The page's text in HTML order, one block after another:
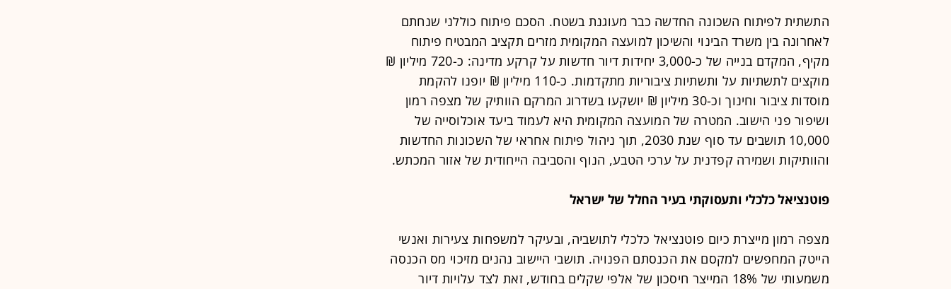
התשתית לפיתוח השכונה החדשה כבר מעוגנת בשטח. הסכם פיתוח כוללני שנחתם
לאחרונה בין משרד הבינוי והשיכון למועצה המקומית מזרים תקציב המבטיח פיתוח
מקיף, המקדם בנייה של כ-3,000 יחידות דיור חדשות על קרקע מדינה: כ-720 מיליון ₪
מוקצים לתשתיות על ותשתיות ציבוריות מתקדמות. כ-110 מיליון ₪ יופנו להקמת
מוסדות ציבור וחינוך וכ-30 מיליון ₪ יושקעו בשדרוג המרקם הוותיק של מצפה רמון
ושיפור פני הישוב. המטרה של המועצה המקומית היא לעמוד ביעד אוכלוסייה של
10,000 תושבים עד סוף שנת 2030, תוך ניהול פיתוח אחראי של השכונות החדשות
והוותיקות ושמירה קפדנית על ערכי הטבע, הנוף והסביבה הייחודית של אזור המכתש.
פוטנציאל כלכלי ותעסוקתי בעיר החלל של ישראל
מצפה רמון מייצרת כיום פוטנציאל כלכלי לתושביה, ובעיקר למשפחות צעירות ואנשי
הייטק המחפשים למקסם את הכנסתם הפנויה. תושבי היישוב נהנים מזיכוי מס הכנסה
משמעותי של 18% המייצר חיסכון של אלפי שקלים בחודש, זאת לצד עלויות דיור